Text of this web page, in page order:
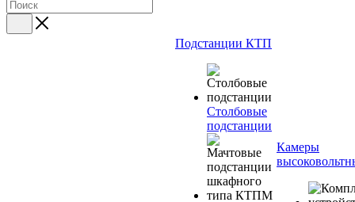
Подстанции КТП
Столбовые
подстанции
Камеры